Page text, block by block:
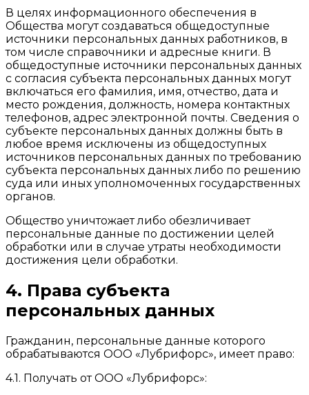
В целях информационного обеспечения в
Общества могут создаваться общедоступные
источники персональных данных работников, в
том числе справочники и адресные книги. В
общедоступные источники персональных данных
с согласия субъекта персональных данных могут
включаться его фамилия, имя, отчество, дата и
место рождения, должность, номера контактных
телефонов, адрес электронной почты. Сведения о
субъекте персональных данных должны быть в
любое время исключены из общедоступных
источников персональных данных по требованию
субъекта персональных данных либо по решению
суда или иных уполномоченных государственных
органов.
Общество уничтожает либо обезличивает
персональные данные по достижении целей
обработки или в случае утраты необходимости
достижения цели обработки.
4. Права субъекта
персональных данных
Гражданин, персональные данные которого
обрабатываются ООО «Лубрифорс», имеет право:
4.1. Получать от ООО «Лубрифорс»: